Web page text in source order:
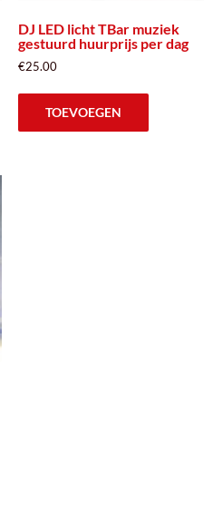
DJ LED licht TBar muziek
gestuurd huurprijs per dag
€25.00
TOEVOEGEN